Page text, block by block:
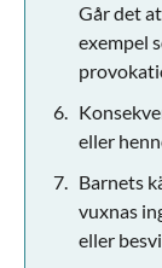
Går det
exempel
eller
Barnets
vuxnas
eller